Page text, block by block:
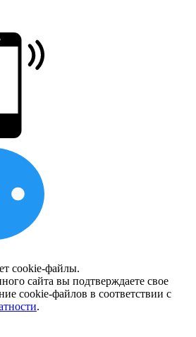
cookie-файлы.
сайта вы подтверждаете свое
cookie-файлов в соответствии с
.